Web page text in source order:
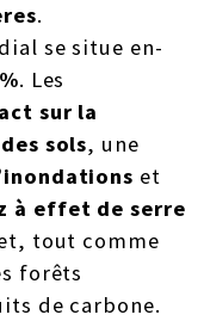
.
se situe en-
. Les
sur la
sols, une
et
à effet de serre
tout comme
forêts
de carbone.